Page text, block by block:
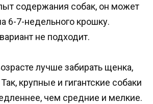
содержания собак, он может
6-7-недельного крошку.
не подходит.
лучше забирать щенка,
крупные и гигантские собаки
чем средние и мелкие.